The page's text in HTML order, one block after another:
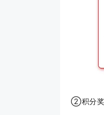
②积分奖
海报，邀请